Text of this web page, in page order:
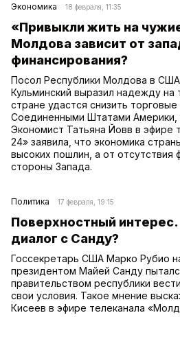
Экономика 18 февраля, 11:35
«Привыкли жить на
Молдова зависит от
финансирования?
Посол Республики Молдова в
Кульминский выразил надежду
стране удастся снизить
Соединенными Штатами Америки,
Экономист Татьяна Йовв в эфире
24» заявила, что экономика
высоких пошлин, а от отсутствия
стороны Запада.
Политика 17 февраля, 19:15
Поверхностный
диалог с Санду?
Госсекретарь США Марко Рубио
президентом Майей Санду
правительством республики
свои условия. Такое мнение
Кисеев в эфире телеканала